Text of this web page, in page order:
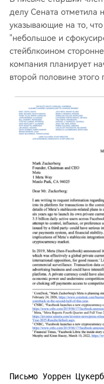
делу Сената отметила
указывающие на то,
"небольшое и
стейблкоином
компания планирует
второй половине этого
Письмо Уоррен